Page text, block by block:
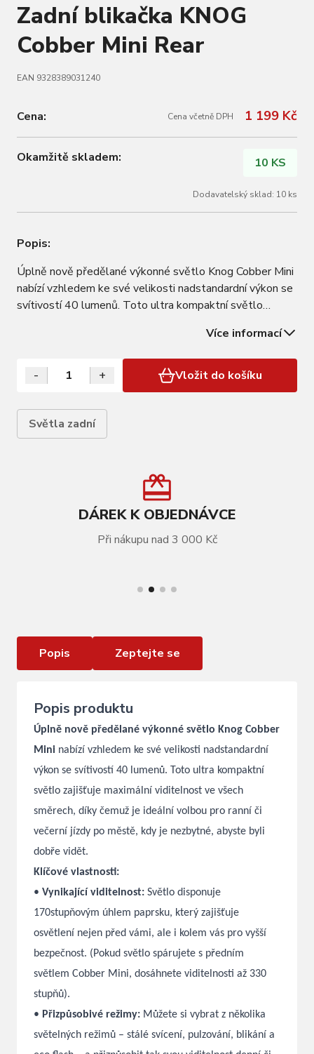
Zadní blikačka KNOG
Cobber Mini Rear
EAN 9328389031240
Cena: Cena včetně DPH 1 199 Kč
Okamžitě skladem: 10 KS
Dodavatelský sklad: 10 ks
Popis:
Úplně nově předělané výkonné světlo Knog Cobber Mini
nabízí vzhledem ke své velikosti nadstandardní výkon se
svítivostí 40 lumenů. Toto ultra kompaktní světlo
čemuž je ideální volbou pro ranní či večerní jízdy po
městě, kdy je nezbytné, abyste…
Více informací
- + Vložit do košíku
Světla zadní
DÁREK K OBJEDNÁVCE
Při nákupu nad 3 000 Kč
Popis Zeptejte se
Popis produktu
Úplně nově předělané výkonné světlo Knog Cobber
Mini nabízí vzhledem ke své velikosti nadstandardní
výkon se svítivostí 40 lumenů. Toto ultra kompaktní
světlo zajišťuje maximální viditelnost ve všech
směrech, díky čemuž je ideální volbou pro ranní či
večerní jízdy po městě, kdy je nezbytné, abyste byli
dobře vidět.
Klíčové vlastnosti:
• Vynikající viditelnost: Světlo disponuje
170stupňovým úhlem paprsku, který zajišťuje
osvětlení nejen před vámi, ale i kolem vás pro vyšší
bezpečnost. (Pokud světlo spárujete s předním
světlem Cobber Mini, dosáhnete viditelnosti až 330
stupňů).
• Přizpůsobivé režimy: Můžete si vybrat z několika
světelných režimů – stálé svícení, pulzování, blikání a